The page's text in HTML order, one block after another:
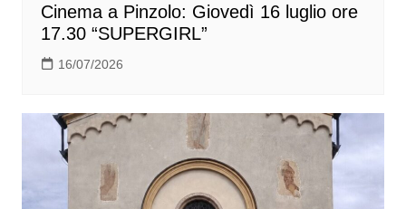
Cinema a Pinzolo: Giovedì 16 luglio ore
17.30 “SUPERGIRL”
16/07/2026